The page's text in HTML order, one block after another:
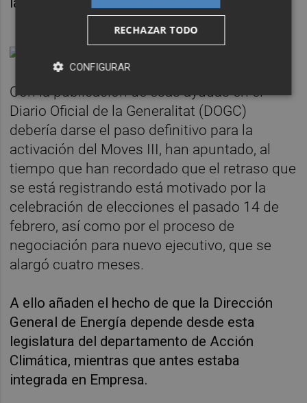
Con la publicación de esas ayudas en el
Diario Oficial de la Generalitat (DOGC)
debería darse el paso definitivo para la
activación del Moves III, han apuntado, al
tiempo que han recordado que el retraso que
se está registrando está motivado por la
celebración de elecciones el pasado 14 de
febrero, así como por el proceso de
negociación para nuevo ejecutivo, que se
alargó cuatro meses.
A ello añaden el hecho de que la Dirección
General de Energía depende desde esta
legislatura del departamento de Acción
Climática, mientras que antes estaba
integrada en Empresa.
RECHAZAR TODO
CONFIGURAR